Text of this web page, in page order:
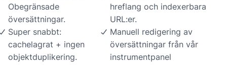
Obegränsade
översättningar.
Super snabbt:
cachelagrat + ingen
objektduplikering.
hreflang och indexerbara
URL:er.
Manuell redigering av
översättningar från vår
instrumentpanel